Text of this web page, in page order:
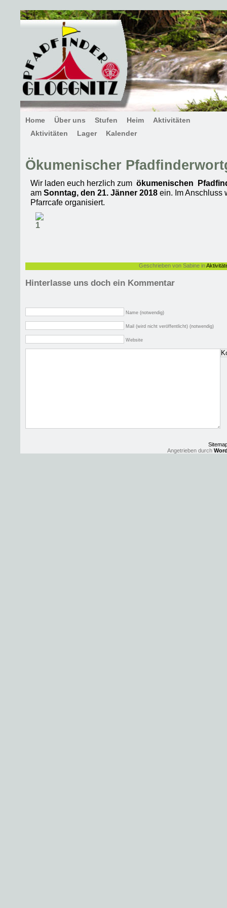
Home Über uns Stufen Heim
Aktivitäten
Aktivitäten
Lager Kalender
Ökumenischer
Wir laden euch herzlich zum ökumenischen
am Sonntag, den 21. Jänner 2018 ein. Im Anschluss
Pfarrcafe organisiert.
Geschrieben von Sabine in
Hinterlasse uns doch ein Kommentar
Name (notwendig)
Mail (wird nicht veröffentlicht) (notwendig)
Website
Angetrieben durch